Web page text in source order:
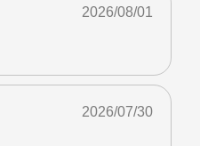
2026/08/01
2026/07/30